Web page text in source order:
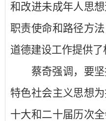
和改进未成年人思
职责使命和路径方
道德建设工作提供了
蔡奇强调，要
特色社会主义思想
十大和二十届历次